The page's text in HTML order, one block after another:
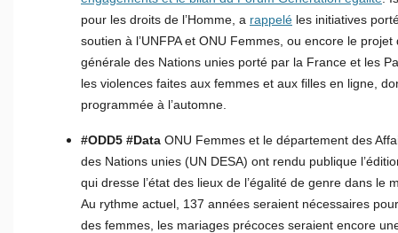
pour les droits de l’Homme, a rappelé les initiatives
soutien à l’UNFPA et ONU Femmes, ou encore le
générale des Nations unies porté par la France et les
les violences faites aux femmes et aux filles en ligne,
programmée à l’automne.
#ODD5 #Data ONU Femmes et le département des
des Nations unies (UN DESA) ont rendu publique
qui dresse l’état des lieux de l’égalité de genre dans le
Au rythme actuel, 137 années seraient nécessaires
des femmes, les mariages précoces seraient encore